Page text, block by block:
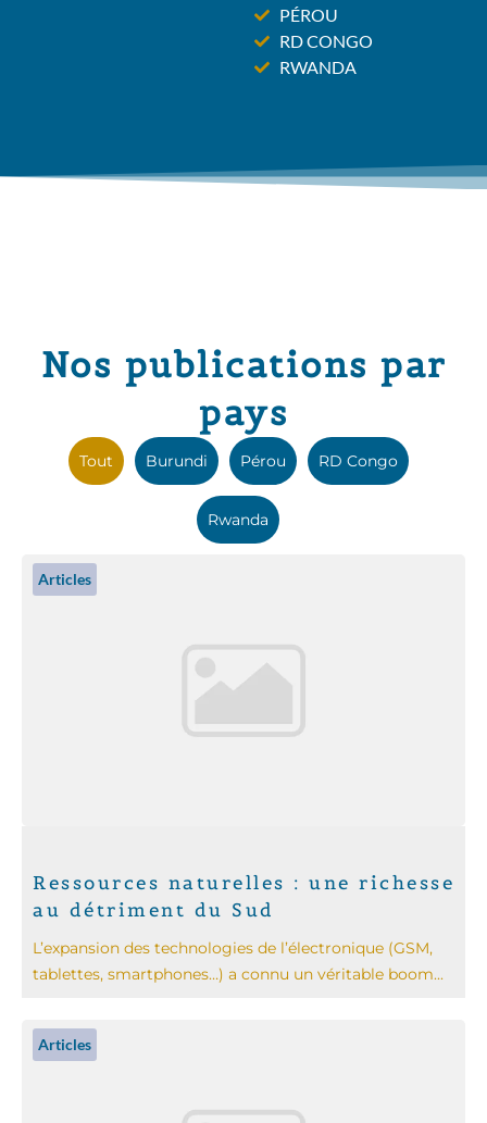
PÉROU
RD CONGO
RWANDA
Nos publications par
pays
Tout Burundi Pérou RD Congo
Rwanda
Articles
Ressources naturelles : une richesse
au détriment du Sud
L’expansion des technologies de l’électronique (GSM,
tablettes, smartphones…) a connu un véritable boom...
Articles